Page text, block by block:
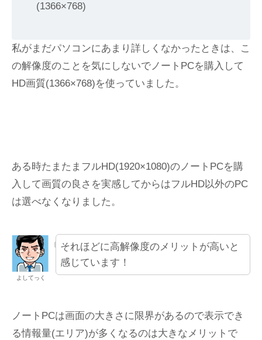
(1366×768)
私がまだパソコンにあまり詳しくなかったときは、こ
の解像度のことを気にしないでノートPCを購入して
HD画質(1366×768)を使っていました。
ある時たまたまフルHD(1920×1080)のノートPCを購
入して画質の良さを実感してからはフルHD以外のPC
は選べなくなりました。
よしてっく
それほどに高解像度のメリットが高いと
感じています！
ノートPCは画面の大きさに限界があるので表示でき
る情報量(エリア)が多くなるのは大きなメリットで